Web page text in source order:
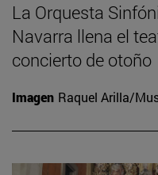
La Orquesta
Navarra llena el
concierto de otoño
Imagen Raquel Arilla/